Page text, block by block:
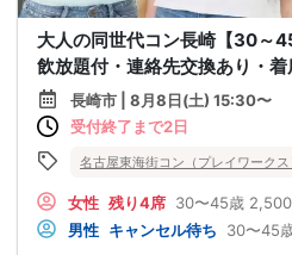
大人の同世代コン長崎【30～
飲放題付・連絡先交換あり・
長崎市 | 8月8日(土) 15:30〜
受付終了まで2日
名古屋東海街コン（プレイワークス
女性 残り4席 30〜45歳
男性 キャンセル待ち 30〜45